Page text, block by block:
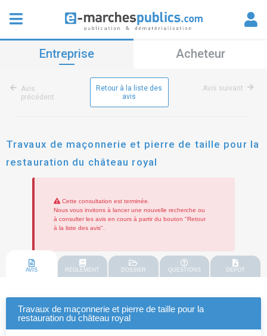
Entreprise Acheteur
Avis
précédent
Retour à la liste des
avis
Avis suivant
Travaux de maçonnerie et pierre de taille pour la
restauration du château royal
Cette consultation est terminée.
Nous vous invitons à lancer une nouvelle recherche ou
à consulter les avis en cours à partir du bouton "Retour
à la liste des avis".
AVIS REGLEMENT DOSSIER QUESTIONS DEPOT
Travaux de maçonnerie et pierre de taille pour la
restauration du château royal